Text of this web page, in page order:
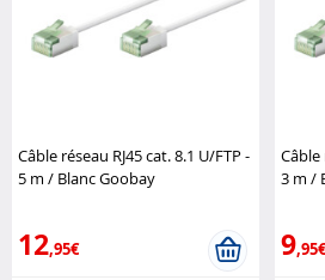
Câble réseau RJ45 cat. 8.1 U/FTP -
5 m / Blanc Goobay
12,95€
Câble
3 m /
9